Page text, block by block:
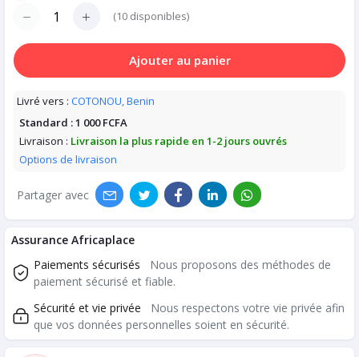
(10 disponibles)
Ajouter au panier
Livré vers : COTONOU, Benin
Standard :1 000 FCFA
Livraison : Livraison la plus rapide en 1-2 jours ouvrés
Options de livraison
Partager avec
Assurance Africaplace
Paiements sécurisés
Nous proposons des méthodes de
paiement sécurisé et fiable.
Sécurité et vie privée
Nous respectons votre vie privée afin
que vos données personnelles soient en sécurité.